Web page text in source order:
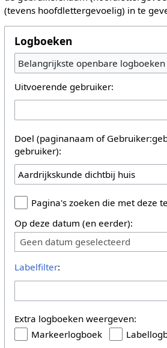
(tevens hoofdlettergevoelig) in te
Logboeken
Belangrijkste openbare logboeken
Uitvoerende gebruiker:
Doel (paginanaam of
gebruiker):
Pagina's zoeken die met deze
Op deze datum (en eerder):
Geen datum geselecteerd
Labelfilter:
Extra logboeken weergeven:
Markeerlogboek